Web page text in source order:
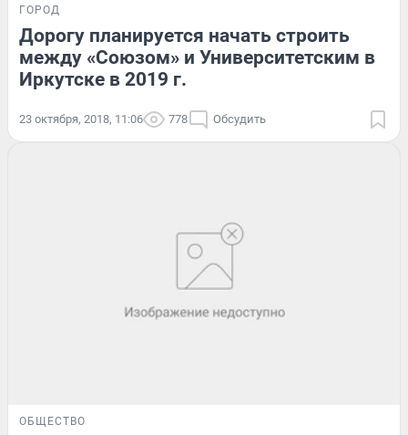
ГОРОД
Дорогу планируется начать строить
между «Союзом» и Университетским в
Иркутске в 2019 г.
23 октября, 2018, 11:06 778 Обсудить
ОБЩЕСТВО